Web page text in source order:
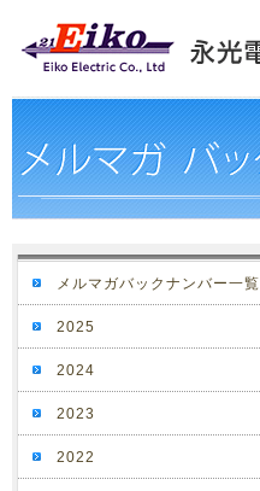
メルマガバックナンバー一覧
2025
2024
2023
2022